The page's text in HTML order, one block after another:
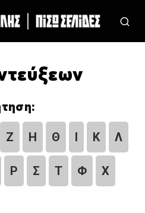
Ζ Η Θ Ι Κ Λ
Ρ Σ Τ Φ Χ